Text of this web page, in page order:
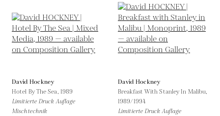
David Hockney
Hotel By The Sea, 1989
Limitierte Druck Auflage
Mischtechnik
David Hockney
Breakfast With Stanley In Malibu,
1989/1994
Limitierte Druck Auflage